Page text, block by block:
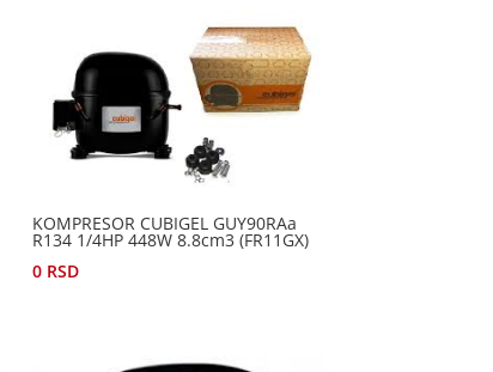
KOMPRESOR CUBIGEL GUY90RAa
R134 1/4HP 448W 8.8cm3 (FR11GX)
0 RSD